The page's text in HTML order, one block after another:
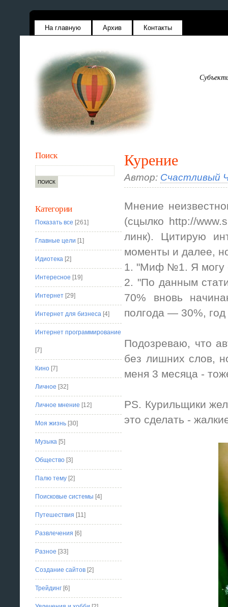
На главную Архив Контакты
Курение
Автор: Счастливый
Мнение
(сцылко http://
линк). Цитирую
моменты и далее,
1. "Миф №1. Я могу
2. "По данным
70% вновь
полгода — 30%,
Подозреваю, что
без лишних слов,
меня 3 месяца -
PS. Курильщики
это сделать -
Поиск
Категории
Показать все [261]
Главные цели [1]
Идиотека [2]
Интересное [19]
Интернет [29]
Интернет для бизнеса [4]
Интернет программирование
[7]
Кино [7]
Личное [32]
Личное мнение [12]
Моя жизнь [30]
Музыка [5]
Общество [3]
Палю тему [2]
Поисковые системы [4]
Путешествия [11]
Развлечения [6]
Разное [33]
Создание сайтов [2]
Трейдинг [6]